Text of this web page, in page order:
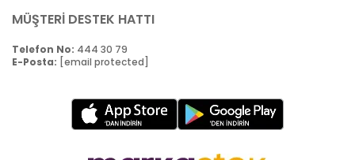
MÜŞTERİ DESTEK HATTI
Telefon No: 444 30 79
E-Posta: [email protected]